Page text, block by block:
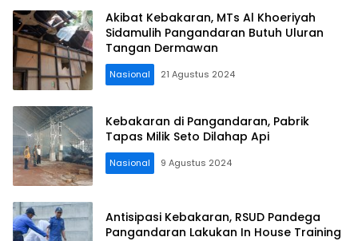
Akibat Kebakaran, MTs Al Khoeriyah
Sidamulih Pangandaran Butuh Uluran
Tangan Dermawan
Nasional 21 Agustus 2024
Kebakaran di Pangandaran, Pabrik
Tapas Milik Seto Dilahap Api
Nasional 9 Agustus 2024
Antisipasi Kebakaran, RSUD Pandega
Pangandaran Lakukan In House Training